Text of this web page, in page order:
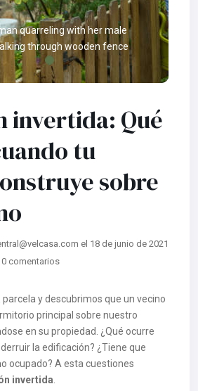
quarreling with her male
through wooden fence
invertida: Qué
tu
sobre
el 18 de junio de 2021
0 comentarios
parcela y descubrimos que un vecino
principal sobre nuestro
en su propiedad. ¿Qué ocurre
la edificación? ¿Tiene que
ocupado? A esta cuestiones
invertida